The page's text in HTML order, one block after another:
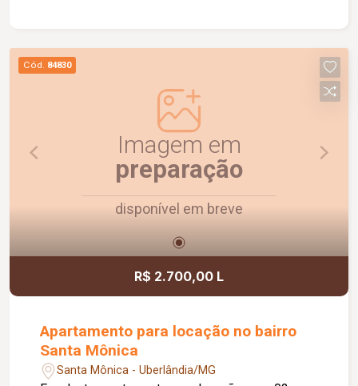
praticidade e uma ótima localização. Agende uma
visita e venha conhecer!
Cód. 84830
Imagem em
preparação
disponível em breve
R$ 2.700,00 L
Apartamento para locação no bairro
Santa Mônica
Santa Mônica - Uberlândia/MG